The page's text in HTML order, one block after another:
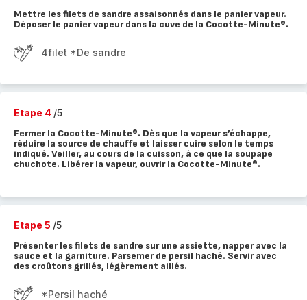
Mettre les filets de sandre assaisonnés dans le panier vapeur.
Déposer le panier vapeur dans la cuve de la Cocotte-Minute®.
4filet *De sandre
Etape 4 /5
Fermer la Cocotte-Minute®. Dès que la vapeur s’échappe,
réduire la source de chauffe et laisser cuire selon le temps
indiqué. Veiller, au cours de la cuisson, à ce que la soupape
chuchote. Libérer la vapeur, ouvrir la Cocotte-Minute®.
Etape 5 /5
Présenter les filets de sandre sur une assiette, napper avec la
sauce et la garniture. Parsemer de persil haché. Servir avec
des croûtons grillés, légèrement aillés.
*Persil haché